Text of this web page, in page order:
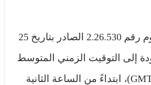
ويقضي المرسوم رقم 2.26.530 الصادر بتاريخ 25
2026 بالعودة إلى التوقيت الزمني المتوسط
لخط غرينتش (GMT)، ابتداءً من الساعة الثانية